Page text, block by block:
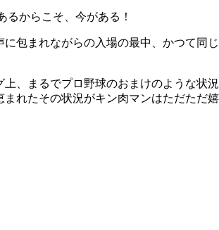
るからこそ、今がある！
包まれながらの入場の最中、かつて同
、まるでプロ野球のおまけのような状
れたその状況がキン肉マンはただただ嬉